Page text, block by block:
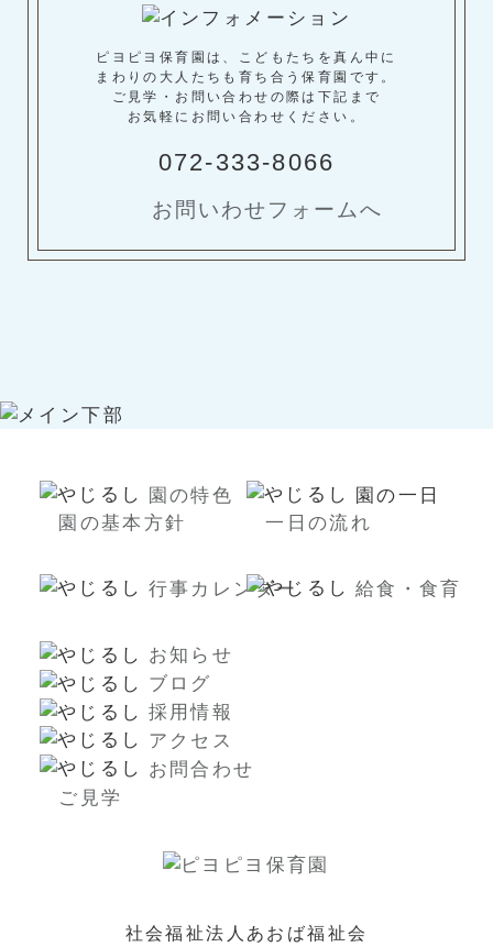
ピヨピヨ保育園は、こどもたちを真ん中に
まわりの大人たちも育ち合う保育園です。
ご見学・お問い合わせの際は下記まで
お気軽にお問い合わせください。
072-333-8066
お問いわせフォームへ
園の特色
園の基本方針
園の一日
一日の流れ
行事カレンダー 給食・食育
お知らせ
ブログ
採用情報
アクセス
お問合わせ
ご見学
社会福祉法人あおば福祉会